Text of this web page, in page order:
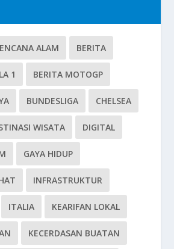
ALAM BERITA
1 BERITA MOTOGP
BUNDESLIGA CHELSEA
WISATA DIGITAL
GAYA HIDUP
INFRASTRUKTUR
ITALIA KEARIFAN LOKAL
KECERDASAN BUATAN